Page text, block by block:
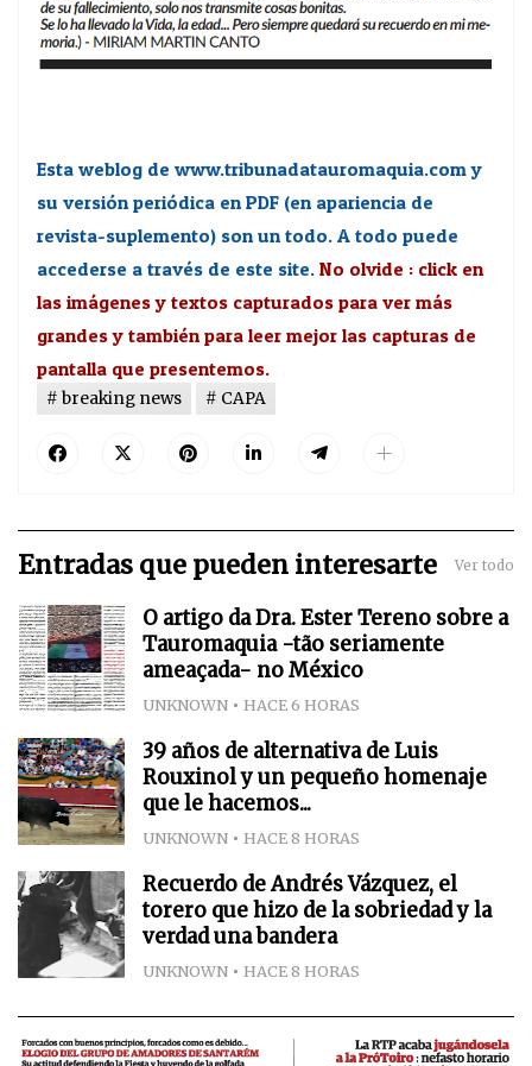
Esta weblog de www.tribunadatauromaquia.com y
su versión periódica en PDF (en apariencia de
revista-suplemento) son un todo. A todo puede
accederse a través de este site. No olvide : click en
las imágenes y textos capturados para ver más
grandes y también para leer mejor las capturas de
pantalla que presentemos.
breaking news CAPA
Entradas que pueden interesarte Ver todo
O artigo da Dra. Ester Tereno sobre a
Tauromaquia -tão seriamente
ameaçada- no México
UNKNOWN HACE 6 HORAS
39 años de alternativa de Luis
Rouxinol y un pequeño homenaje
que le hacemos...
UNKNOWN HACE 8 HORAS
Recuerdo de Andrés Vázquez, el
torero que hizo de la sobriedad y la
verdad una bandera
UNKNOWN HACE 8 HORAS